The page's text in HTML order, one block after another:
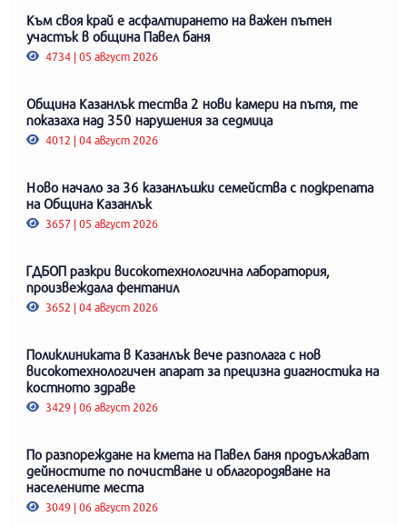
Към своя край е асфалтирането на важен пътен
участък в община Павел баня
4734 | 05 август 2026
Община Казанлък тества 2 нови камери на пътя, те
показаха над 350 нарушения за седмица
4012 | 04 август 2026
Ново начало за 36 казанлъшки семейства с подкрепата
на Община Казанлък
3657 | 05 август 2026
ГДБОП разкри високотехнологична лаборатория,
произвеждала фентанил
3652 | 04 август 2026
Поликлиниката в Казанлък вече разполага с нов
високотехнологичен апарат за прецизна диагностика на
костното здраве
3429 | 06 август 2026
По разпореждане на кмета на Павел баня продължават
дейностите по почистване и облагородяване на
населените места
3049 | 06 август 2026